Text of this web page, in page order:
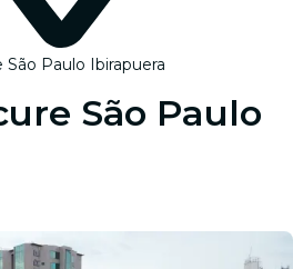
São Paulo Ibirapuera
São Paulo